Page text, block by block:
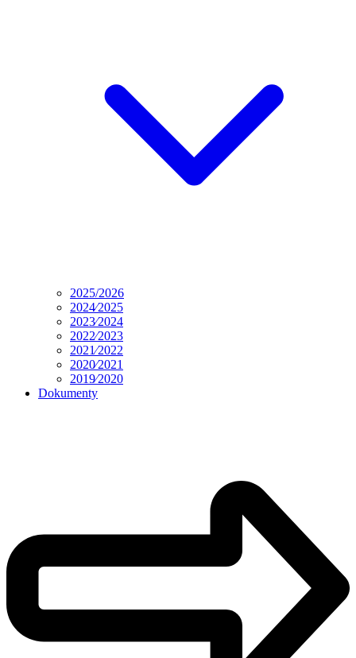
2025/2026
2024⁄2025
2023⁄2024
2022⁄2023
2021⁄2022
2020⁄2021
2019⁄2020
Dokumenty